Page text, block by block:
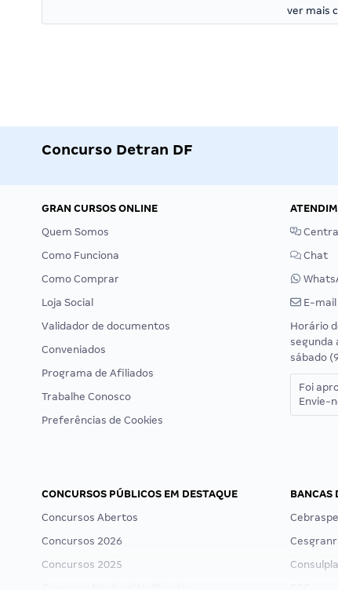
ver mais
Concurso Detran DF
GRAN CURSOS ONLINE
Quem Somos
Como Funciona
Como Comprar
Loja Social
Validador de documentos
Conveniados
Programa de Afiliados
Trabalhe Conosco
Preferências de Cookies
Chat
E-mail
Horário
segunda
sábado
Foi
Envie-
CONCURSOS PÚBLICOS EM DESTAQUE
Concursos Abertos
Concursos 2026
Concursos 2025
BANCAS
Cebraspe